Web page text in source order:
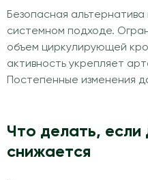
Безопасная
системном подходе.
объем циркулирующей
активность укрепляет
Постепенные изменения
Что делать, если
снижается